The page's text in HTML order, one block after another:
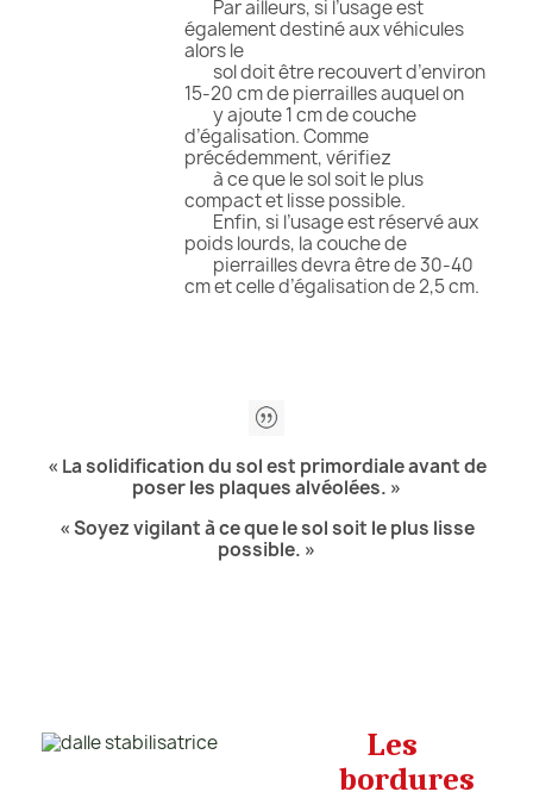
Par ailleurs, si l’usage est
également destiné aux véhicules
alors le
sol doit être recouvert d’environ
15-20 cm de pierrailles auquel on
y ajoute 1 cm de couche
d’égalisation. Comme
précédemment, vérifiez
à ce que le sol soit le plus
compact et lisse possible.
Enfin, si l’usage est réservé aux
poids lourds, la couche de
pierrailles devra être de 30-40
cm et celle d’égalisation de 2,5 cm.
« La solidification du sol est primordiale avant de
poser les plaques alvéolées. »
« Soyez vigilant à ce que le sol soit le plus lisse
possible. »
Les
bordures